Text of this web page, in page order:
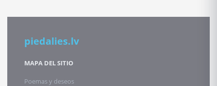
piedalies.lv
MAPA DEL SITIO
Poemas y deseos